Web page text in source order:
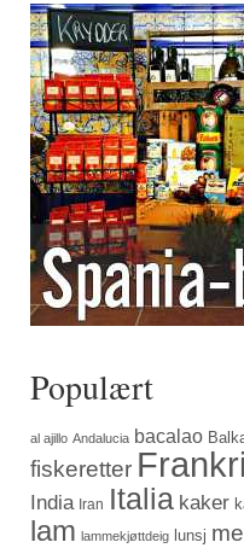
Populært
al ajillo Andalucia bacalao
fiskeretter
India Iran Italia kaker
lam lammekjøttdeig lunsj